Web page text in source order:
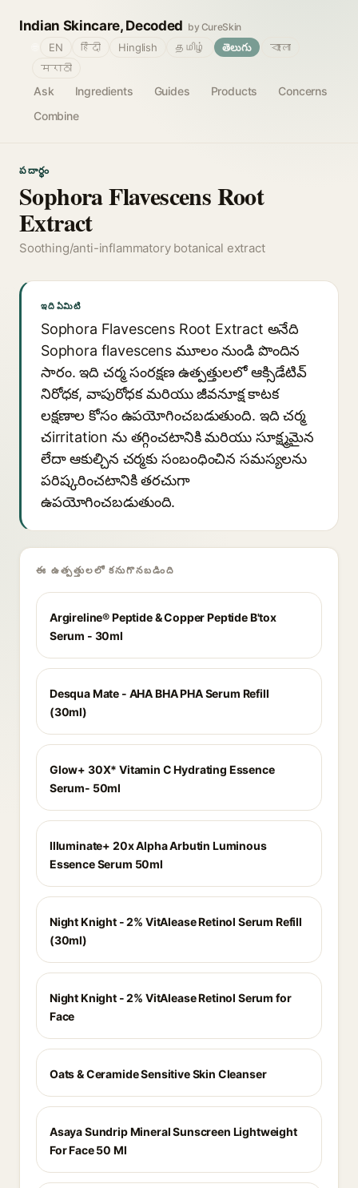
Indian Skincare, Decoded by CureSkin
Ask Ingredients Guides Products
Concerns
Combine
EN हिंदी Hinglish தமிழ் తెలుగు
বাংলা
मराठी
పదార్థం
Sophora Flavescens Root
Extract
Soothing/anti-inflammatory botanical extract
ఇది ఏమిటి
Sophora Flavescens Root Extract అనేది
Sophora flavescens మూలం నుండి పొందిన
సారం. ఇది చర్మ సంరక్షణ ఉత్పత్తులలో ఆక్సిడేటివ్
నిరోధక, వాపురోధక మరియు జీవనూక్ష కాటక
లక్షణాల కోసం ఉపయోగించబడుతుంది. ఇది చర్మ
చirritation ను తగ్గించటానికి మరియు సూక్ష్మమైన
లేదా ఆకుల్చిన చర్మకు సంబంధించిన సమస్యలను
పరిష్కరించటానికి తరచుగా
ఉపయోగించబడుతుంది.
ఈ ఉత్పత్తులలో కనుగొనబడింది
Argireline® Peptide & Copper Peptide B'tox
Serum - 30ml
Desqua Mate - AHA BHA PHA Serum Refill
(30ml)
Glow+ 30X* Vitamin C Hydrating Essence
Serum- 50ml
Illuminate+ 20x Alpha Arbutin Luminous
Essence Serum 50ml
Night Knight - 2% VitAlease Retinol Serum Refill
(30ml)
Night Knight - 2% VitAlease Retinol Serum for
Face
Oats & Ceramide Sensitive Skin Cleanser
Asaya Sundrip Mineral Sunscreen Lightweight
For Face 50 Ml